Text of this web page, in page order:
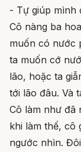
- Tự giúp mình
Cô nàng ba
muốn có nước
ta muốn cớ
lão, hoặc ta
tới lão đâu. Và
Cô làm như đã
khi làm thế, cô
ngước nhìn.